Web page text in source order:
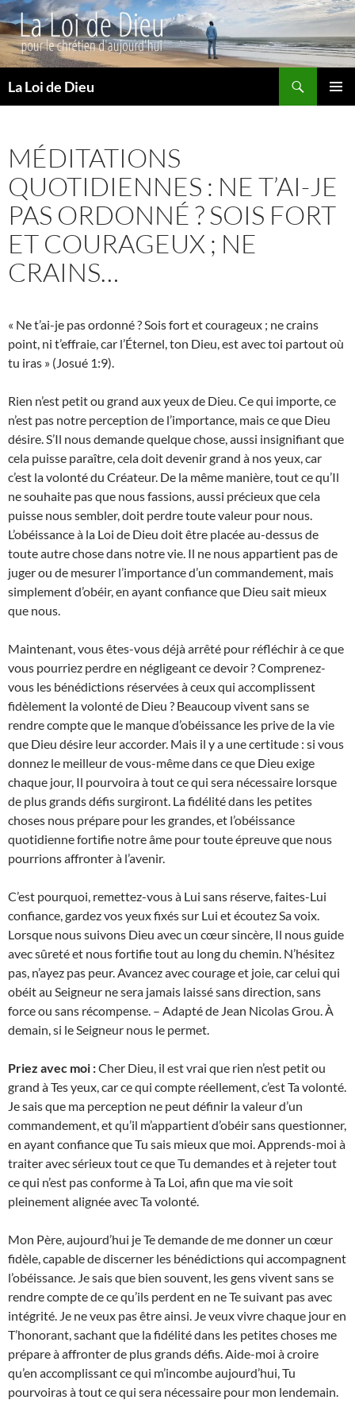
La Loi de Dieu
MÉDITATIONS
QUOTIDIENNES : NE T’AI-JE
PAS ORDONNÉ ? SOIS FORT
ET COURAGEUX ; NE
CRAINS…
« Ne t’ai-je pas ordonné ? Sois fort et courageux ; ne crains
point, ni t’effraie, car l’Éternel, ton Dieu, est avec toi partout où
tu iras » (Josué 1:9).
Rien n’est petit ou grand aux yeux de Dieu. Ce qui importe, ce
n’est pas notre perception de l’importance, mais ce que Dieu
désire. S’Il nous demande quelque chose, aussi insignifiant que
cela puisse paraître, cela doit devenir grand à nos yeux, car
c’est la volonté du Créateur. De la même manière, tout ce qu’Il
ne souhaite pas que nous fassions, aussi précieux que cela
puisse nous sembler, doit perdre toute valeur pour nous.
L’obéissance à la Loi de Dieu doit être placée au-dessus de
toute autre chose dans notre vie. Il ne nous appartient pas de
juger ou de mesurer l’importance d’un commandement, mais
simplement d’obéir, en ayant confiance que Dieu sait mieux
que nous.
Maintenant, vous êtes-vous déjà arrêté pour réfléchir à ce que
vous pourriez perdre en négligeant ce devoir ? Comprenez-
vous les bénédictions réservées à ceux qui accomplissent
fidèlement la volonté de Dieu ? Beaucoup vivent sans se
rendre compte que le manque d’obéissance les prive de la vie
que Dieu désire leur accorder. Mais il y a une certitude : si vous
donnez le meilleur de vous-même dans ce que Dieu exige
chaque jour, Il pourvoira à tout ce qui sera nécessaire lorsque
de plus grands défis surgiront. La fidélité dans les petites
choses nous prépare pour les grandes, et l’obéissance
quotidienne fortifie notre âme pour toute épreuve que nous
pourrions affronter à l’avenir.
C’est pourquoi, remettez-vous à Lui sans réserve, faites-Lui
confiance, gardez vos yeux fixés sur Lui et écoutez Sa voix.
Lorsque nous suivons Dieu avec un cœur sincère, Il nous guide
avec sûreté et nous fortifie tout au long du chemin. N’hésitez
pas, n’ayez pas peur. Avancez avec courage et joie, car celui qui
obéit au Seigneur ne sera jamais laissé sans direction, sans
force ou sans récompense. – Adapté de Jean Nicolas Grou. À
demain, si le Seigneur nous le permet.
Priez avec moi :Cher Dieu, il est vrai que rien n’est petit ou
grand à Tes yeux, car ce qui compte réellement, c’est Ta volonté.
Je sais que ma perception ne peut définir la valeur d’un
commandement, et qu’il m’appartient d’obéir sans questionner,
en ayant confiance que Tu sais mieux que moi. Apprends-moi à
traiter avec sérieux tout ce que Tu demandes et à rejeter tout
ce qui n’est pas conforme à Ta Loi, afin que ma vie soit
pleinement alignée avec Ta volonté.
Mon Père, aujourd’hui je Te demande de me donner un cœur
fidèle, capable de discerner les bénédictions qui accompagnent
l’obéissance. Je sais que bien souvent, les gens vivent sans se
rendre compte de ce qu’ils perdent en ne Te suivant pas avec
intégrité. Je ne veux pas être ainsi. Je veux vivre chaque jour en
T’honorant, sachant que la fidélité dans les petites choses me
prépare à affronter de plus grands défis. Aide-moi à croire
qu’en accomplissant ce qui m’incombe aujourd’hui, Tu
pourvoiras à tout ce qui sera nécessaire pour mon lendemain.